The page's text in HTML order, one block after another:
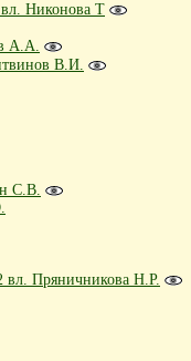
Никонова Т
А.А.
В.И.
С.В.
Пряничникова Н.Р.